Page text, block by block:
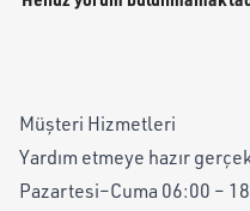
Müşteri Hizmetleri
Yardım etmeye hazır
Pazartesi–Cuma 06:00 –